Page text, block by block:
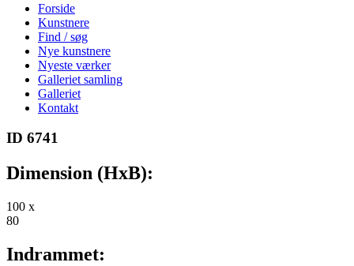
Forside
Kunstnere
Find / søg
Nye kunstnere
Nyeste værker
Galleriet samling
Galleriet
Kontakt
ID 6741
Dimension (HxB):
100 x
80
Indrammet: